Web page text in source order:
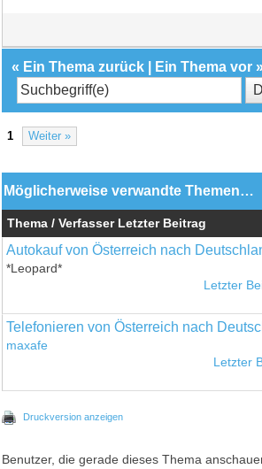
« Ein Thema zurück Ein Thema vor
1 Weiter »
Möglicherweise verwandte Themen…
Thema / Verfasser Letzter Beitrag
Autokauf von Österreich nach
*Leopard*
Letzter
Telefonieren von Österreich nach
maxafe
Letzter
Druckversion anzeigen
Benutzer, die gerade dieses Thema